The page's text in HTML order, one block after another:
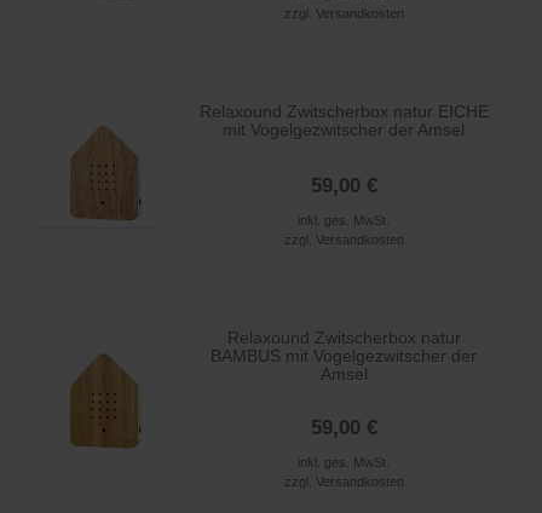
zzgl. Versandkosten
Relaxound Zwitscherbox natur EICHE
mit Vogelgezwitscher der Amsel
59,00 €
inkl. ges. MwSt.
zzgl. Versandkosten
Relaxound Zwitscherbox natur
BAMBUS mit Vogelgezwitscher der
Amsel
59,00 €
inkl. ges. MwSt.
zzgl. Versandkosten